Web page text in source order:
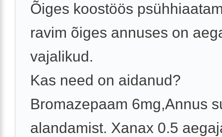
Õiges koostöös
ravim õiges annuses on
vajalikud.
Kas need on aidanud?
Bromazepaam 6mg,Annus
alandamist. Xanax 0.5